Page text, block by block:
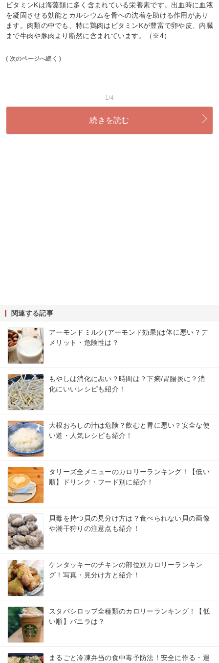
ビタミンKは海藻類に多く含まれている栄養素です。出血時に血液
を凝固させる効能とカルシウムを骨への沈着を助ける作用があり
ます。肉類の中でも、特に鶏肉はビタミンKが豊富で卵や皮、内臓
まで牛肉や豚肉より断然に含まれています。（※4）
( 次のページへ続く )
1/4
続きを読む
関連する記事
アーモンドミルク(アーモンド効果)は体に悪い？デ
メリット・危険性は？
もやしは消化に悪い？時間は？下痢/胃腸炎に？消
化にいいレシピも紹介！
大根おろしの汁は危険？飲むと胃に悪い？安全な使
い道・人気レシピも紹介！
タリーズ全メニューのカロリーランキング！【低い
順】ドリンク・フード別に紹介！
貝毒を持つ貝の見分け方は？食べられない貝の画像
や潮干狩りの注意点も紹介！
ケンタッキーのチキンの部位別カロリーランキン
グ！写真・見分け方と紹介！
スタバシロップ全種類のカロリーランキング！【低
い順】バニラは？
まるごと冷凍弁当の食中毒予防法！安全に作る・運